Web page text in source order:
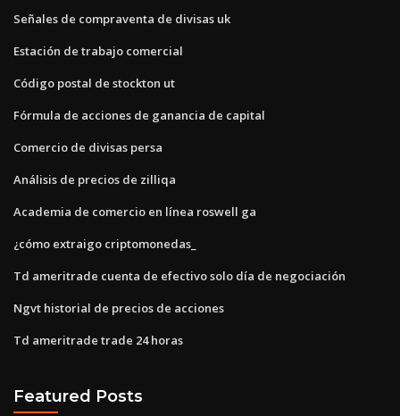
Señales de compraventa de divisas uk
Estación de trabajo comercial
Código postal de stockton ut
Fórmula de acciones de ganancia de capital
Comercio de divisas persa
Análisis de precios de zilliqa
Academia de comercio en línea roswell ga
¿cómo extraigo criptomonedas_
Td ameritrade cuenta de efectivo solo día de negociación
Ngvt historial de precios de acciones
Td ameritrade trade 24 horas
Featured Posts